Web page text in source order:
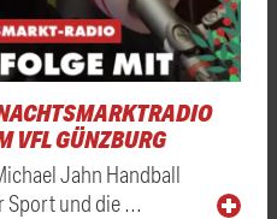
VFL GÜNZBURG
Jahn Handball
Sport und die …